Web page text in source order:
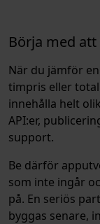
Börja med
När du jämför
timpris eller
innehålla helt
API:er,
support.
Be därför
som inte ingår
på. En seriös
byggas senare,